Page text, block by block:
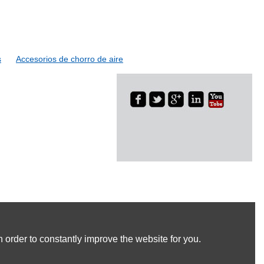
Accesorios de chorro de aire
to constantly improve the website for you.